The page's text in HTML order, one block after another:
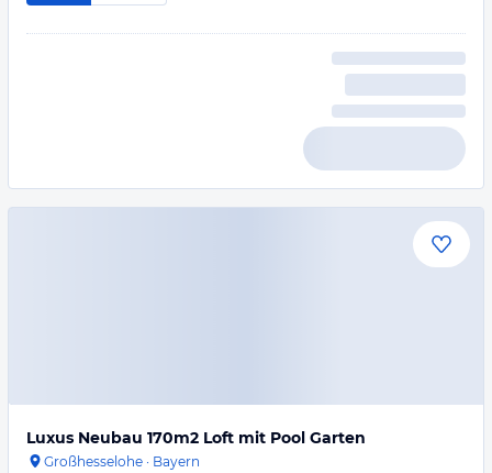
Luxus Neubau 170m2 Loft mit Pool Garten
Großhesselohe · Bayern